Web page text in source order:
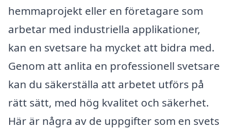
hemmaprojekt eller en företagare som
arbetar med industriella applikationer,
kan en svetsare ha mycket att bidra med.
Genom att anlita en professionell svetsare
kan du säkerställa att arbetet utförs på
rätt sätt, med hög kvalitet och säkerhet.
Här är några av de uppgifter som en svets